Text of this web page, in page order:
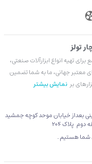
تولز
تهیه انواع ابزارآلات صنعتی،
معتبر جهانی، ما به شما تضمین
بر نمایش بیشتر
بعداز خیابان موحد کوچه جمشید
پلاک 204